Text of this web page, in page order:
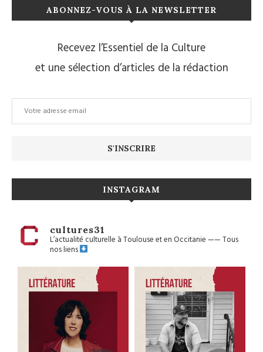
ABONNEZ-VOUS À LA NEWSLETTER
Recevez l’Essentiel de la Culture
et une sélection d’articles de la rédaction
INSTAGRAM
cultures31
L’actualité culturelle à Toulouse et en Occitanie——Tous
nos liens